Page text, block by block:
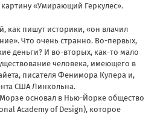
«Умирающий Геркулес».
как пишут историки, «он влачил
Что очень странно. Во-первых,
деньги? И во-вторых, как-то мало
человека, имеющего в
писателя Фенимора Купера и,
США Линкольна.
основал в Нью-Йорке общество
Academy of Design), которое